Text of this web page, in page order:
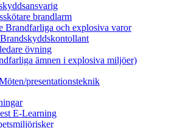
brandlarm
Brandfarliga och explosiva varor
övning
ämnen i explosiva miljöer)
presentationsteknik
E-Learning